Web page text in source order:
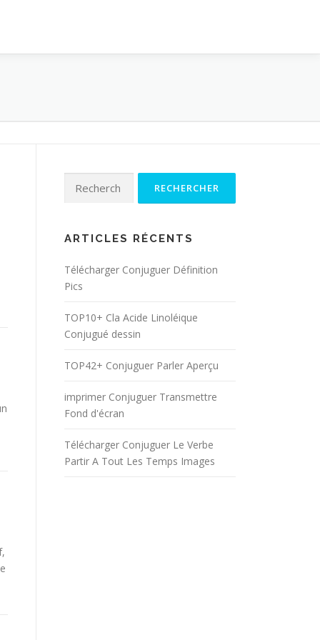
Rechercher :
ARTICLES RÉCENTS
Télécharger Conjuguer Définition
Pics
TOP10+ Cla Acide Linoléique
Conjugué dessin
TOP42+ Conjuguer Parler Aperçu
imprimer Conjuguer Transmettre
Fond d'écran
Télécharger Conjuguer Le Verbe
Partir A Tout Les Temps Images